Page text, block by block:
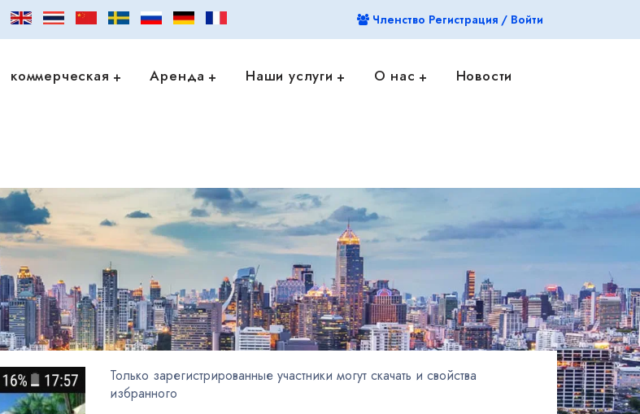
Членство Регистрация / Войти
коммерческая Аренда Наши услуги О нас Новости
Только зарегистрированные участники могут скачать и свойства
избранного